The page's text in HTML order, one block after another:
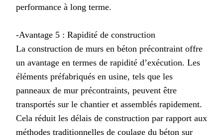
performance à long terme.
-Avantage 5 : Rapidité de construction
La construction de murs en béton précontraint offre
un avantage en termes de rapidité d’exécution. Les
éléments préfabriqués en usine, tels que les
panneaux de mur précontraints, peuvent être
transportés sur le chantier et assemblés rapidement.
Cela réduit les délais de construction par rapport aux
méthodes traditionnelles de coulage du béton sur